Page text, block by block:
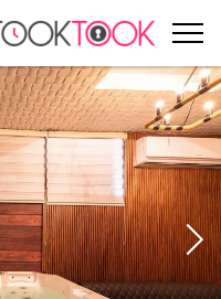
חיפה
נתניה
תל אביב